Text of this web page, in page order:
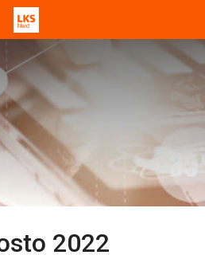
2022